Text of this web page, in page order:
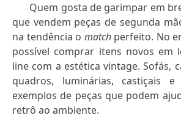
Quem gosta de garimpar em
que vendem peças de segunda
na tendência o matchperfeito. No
possível comprar itens novos em
line com a estética vintage. Sofás,
quadros, luminárias, castiçais e
exemplos de peças que podem
retrô ao ambiente.